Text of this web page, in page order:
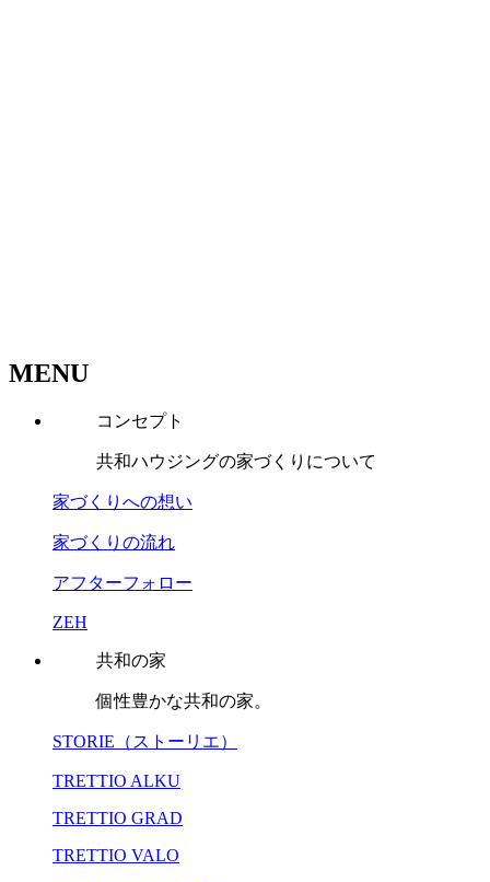
MENU
コンセプト
共和ハウジングの家づくりについて
家づくりへの想い
家づくりの流れ
アフターフォロー
ZEH
共和の家
個性豊かな共和の家。
STORIE（ストーリエ）
TRETTIO ALKU
TRETTIO GRAD
TRETTIO VALO